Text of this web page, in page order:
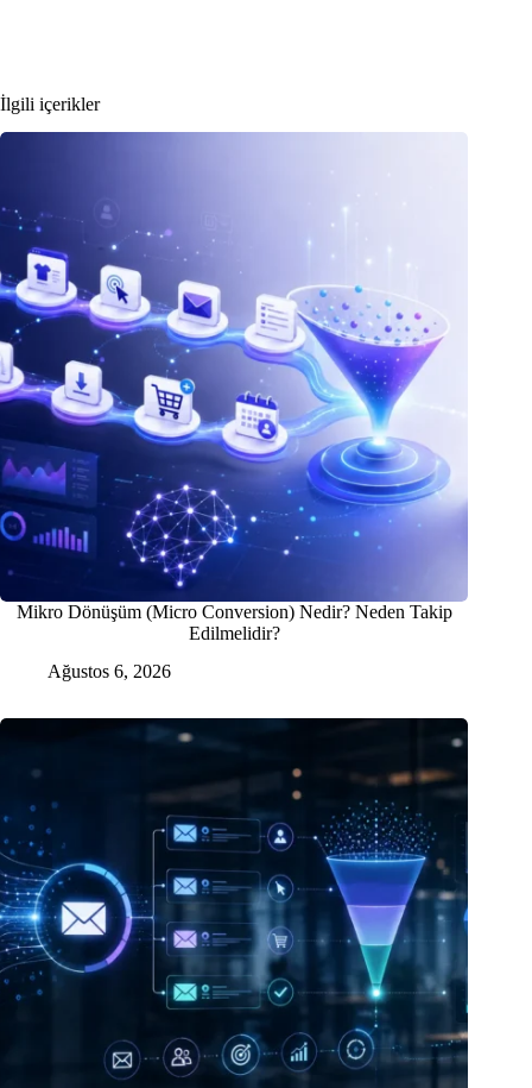
İlgili içerikler
Mikro Dönüşüm (Micro Conversion) Nedir? Neden Takip
Edilmelidir?
Ağustos 6, 2026